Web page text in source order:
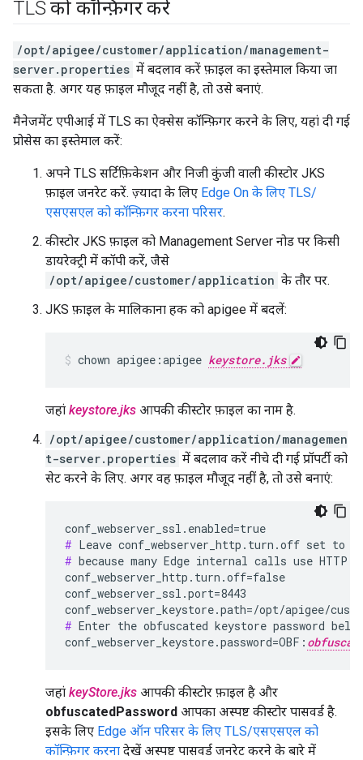
TLS को कॉन्फ़िगर करें
/opt/apigee/customer/application/management-
server.properties में बदलाव करें फ़ाइल का इस्तेमाल किया जा
सकता है. अगर यह फ़ाइल मौजूद नहीं है, तो उसे बनाएं.
मैनेजमेंट एपीआई में TLS का ऐक्सेस कॉन्फ़िगर करने के लिए, यहां दी गई
प्रोसेस का इस्तेमाल करें:
अपने TLS सर्टिफ़िकेशन और निजी कुंजी वाली कीस्टोर JKS
फ़ाइल जनरेट करें. ज़्यादा के लिए Edge On के लिए TLS/
एसएसएल को कॉन्फ़िगर करना परिसर.
कीस्टोर JKS फ़ाइल को Management Server नोड पर किसी
डायरेक्ट्री में कॉपी करें, जैसे
/opt/apigee/customer/application के तौर पर.
JKS फ़ाइल के मालिकाना हक को apigee में बदलें:
chown apigee:apigee keystore.jks
जहां keystore.jks आपकी कीस्टोर फ़ाइल का नाम है.
/opt/apigee/customer/application/managemen
t-server.properties में बदलाव करें नीचे दी गई प्रॉपर्टी को
सेट करने के लिए. अगर वह फ़ाइल मौजूद नहीं है, तो उसे बनाएं:
#
# because many Edge internal calls use HTTP.
conf_webserver_http.turn.off=false
conf_webserver_ssl.port=8443
conf_webserver_keystore.path=/opt/apigee/
# Enter the obfuscated keystore password
conf_webserver_keystore.password=OBF:
जहां keyStore.jks आपकी कीस्टोर फ़ाइल है और
obfuscatedPassword आपका अस्पष्ट कीस्टोर पासवर्ड है.
इसके लिए Edge ऑन परिसर के लिए TLS/एसएसएल को
कॉन्फ़िगर करना देखें अस्पष्ट पासवर्ड जनरेट करने के बारे में